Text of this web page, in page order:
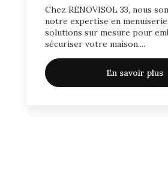
Chez RENOVISOL 33, nous
notre expertise en
solutions sur mesure pour
sécuriser votre maison....
En savoir plus